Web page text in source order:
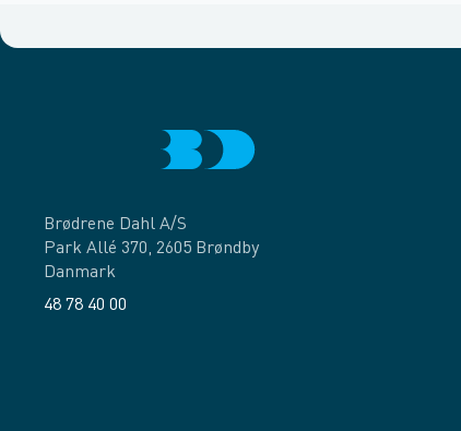
Brødrene Dahl A/S
Park Allé 370, 2605 Brøndby
Danmark
48 78 40 00